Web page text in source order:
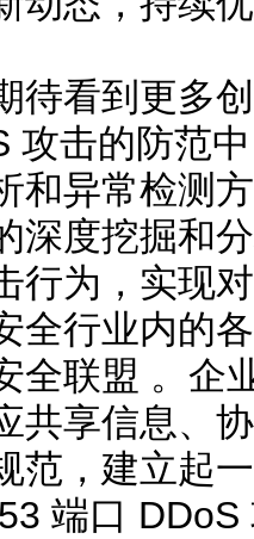
待看到更多
攻击的防范
和异常检测
深度挖掘和
行为，实现
全行业内的
全联盟 。企
共享信息、
范，建立起
端口